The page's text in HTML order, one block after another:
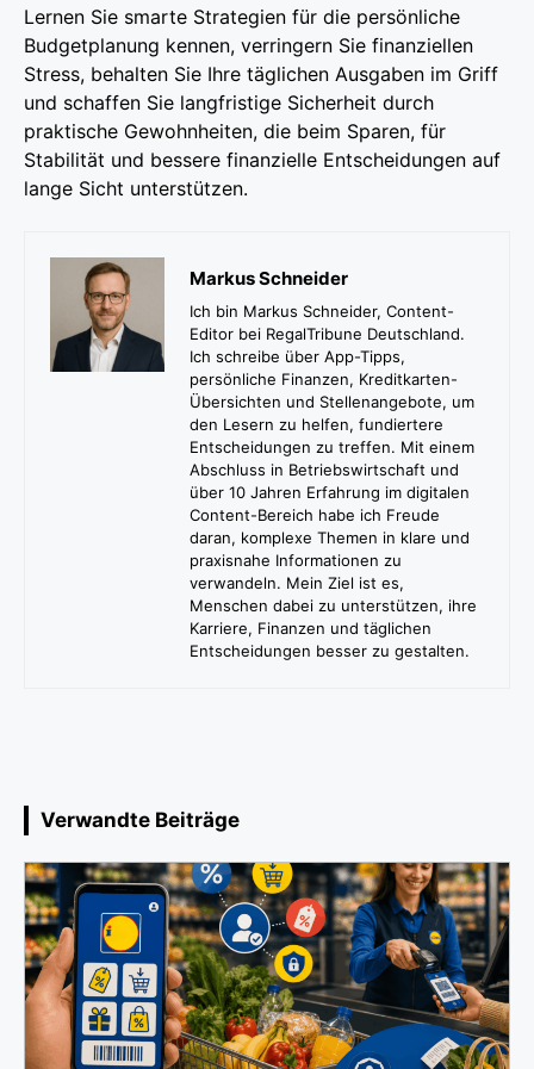
Lernen Sie smarte Strategien für die persönliche
Budgetplanung kennen, verringern Sie finanziellen
Stress, behalten Sie Ihre täglichen Ausgaben im Griff
und schaffen Sie langfristige Sicherheit durch
praktische Gewohnheiten, die beim Sparen, für
Stabilität und bessere finanzielle Entscheidungen auf
lange Sicht unterstützen.
Markus Schneider
Ich bin Markus Schneider, Content-
Editor bei RegalTribune Deutschland.
Ich schreibe über App-Tipps,
persönliche Finanzen, Kreditkarten-
Übersichten und Stellenangebote, um
den Lesern zu helfen, fundiertere
Entscheidungen zu treffen. Mit einem
Abschluss in Betriebswirtschaft und
über 10 Jahren Erfahrung im digitalen
Content-Bereich habe ich Freude
daran, komplexe Themen in klare und
praxisnahe Informationen zu
verwandeln. Mein Ziel ist es,
Menschen dabei zu unterstützen, ihre
Karriere, Finanzen und täglichen
Entscheidungen besser zu gestalten.
Verwandte Beiträge